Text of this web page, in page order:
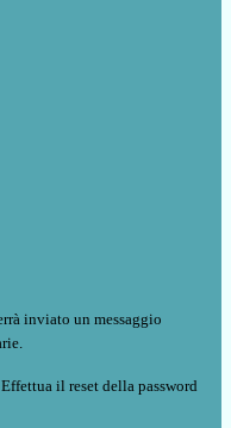
inviato un messaggio
il reset della password